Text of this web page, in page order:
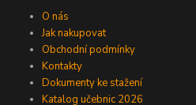
O nás
Jak nakupovat
Obchodní podmínky
Kontakty
Dokumenty ke stažení
Katalog učebnic 2026